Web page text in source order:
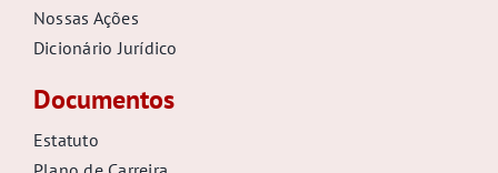
Nossas Ações
Dicionário Jurídico
Documentos
Estatuto